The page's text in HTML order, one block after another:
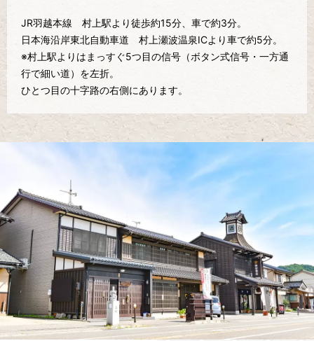
JR羽越本線 村上駅より徒歩約15分、車で約3分。
日本海沿岸東北自動車道 村上瀬波温泉ICより車で約5分。
※村上駅よりはまっすぐ5つ目の信号（ボタン式信号・一方通
行で細い道）を左折。
ひとつ目の十字路の右側にあります。